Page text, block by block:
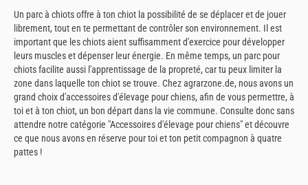
Un parc à chiots offre à ton chiot la possibilité de se déplacer et de jouer
librement, tout en te permettant de contrôler son environnement. Il est
important que les chiots aient suffisamment d'exercice pour développer
leurs muscles et dépenser leur énergie. En même temps, un parc pour
chiots facilite aussi l'apprentissage de la propreté, car tu peux limiter la
zone dans laquelle ton chiot se trouve. Chez agrarzone.de, nous avons un
grand choix d'accessoires d'élevage pour chiens, afin de vous permettre, à
toi et à ton chiot, un bon départ dans la vie commune. Consulte donc sans
attendre notre catégorie "Accessoires d'élevage pour chiens" et découvre
ce que nous avons en réserve pour toi et ton petit compagnon à quatre
pattes !